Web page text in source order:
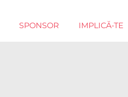
SPONSOR IMPLICĂ-TE